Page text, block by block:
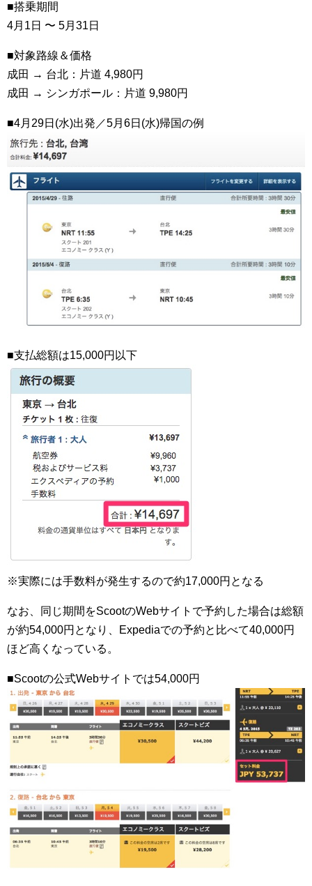
■搭乗期間
4月1日 〜 5月31日
■対象路線＆価格
成田 → 台北：片道 4,980円
成田 → シンガポール：片道 9,980円
■4月29日(水)出発／5月6日(水)帰国の例
■支払総額は15,000円以下
※実際には手数料が発生するので約17,000円となる
なお、同じ期間をScootのWebサイトで予約した場合は総額
が約54,000円となり、Expediaでの予約と比べて40,000円
ほど高くなっている。
■Scootの公式Webサイトでは54,000円